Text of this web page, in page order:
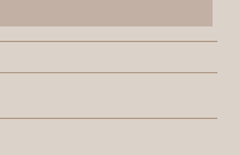
2 or more characters for